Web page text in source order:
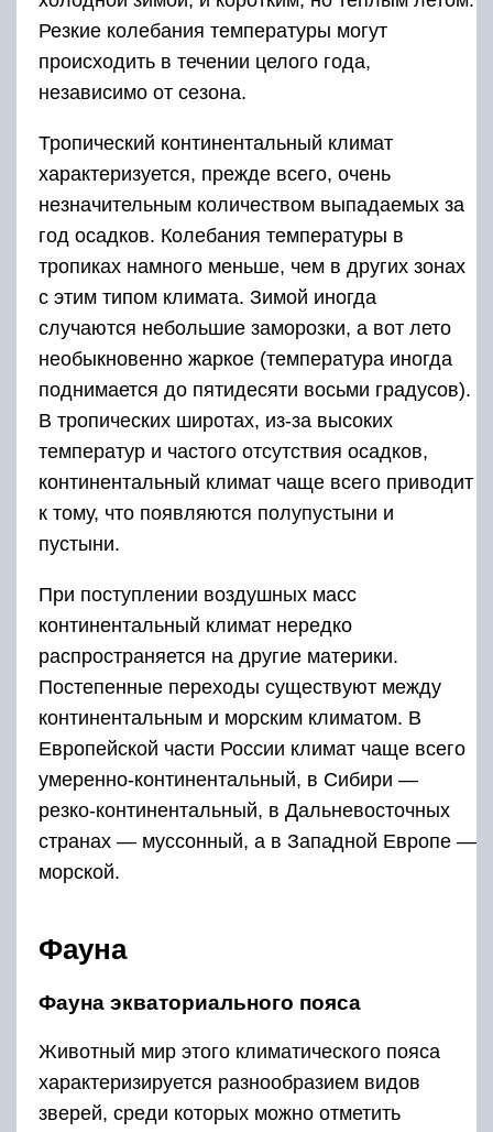
Резкие колебания температуры могут
происходить в течении целого года,
независимо от сезона.
Тропический континентальный климат
характеризуется, прежде всего, очень
незначительным количеством выпадаемых за
год осадков. Колебания температуры в
тропиках намного меньше, чем в других зонах
с этим типом климата. Зимой иногда
случаются небольшие заморозки, а вот лето
необыкновенно жаркое (температура иногда
поднимается до пятидесяти восьми градусов).
В тропических широтах, из-за высоких
температур и частого отсутствия осадков,
континентальный климат чаще всего приводит
к тому, что появляются полупустыни и
пустыни.
При поступлении воздушных масс
континентальный климат нередко
распространяется на другие материки.
Постепенные переходы существуют между
континентальным и морским климатом. В
Европейской части России климат чаще всего
умеренно-континентальный, в Сибири —
резко-континентальный, в Дальневосточных
странах — муссонный, а в Западной Европе —
морской.
Фауна
Фауна экваториального пояса
Животный мир этого климатического пояса
характеризируется разнообразием видов
зверей, среди которых можно отметить